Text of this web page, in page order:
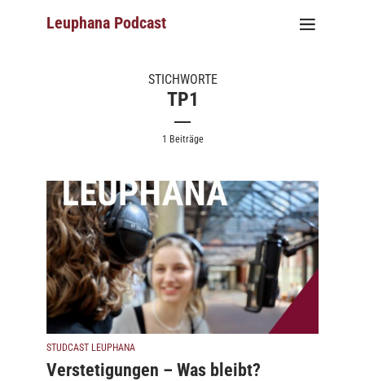
Leuphana Podcast
STICHWORTE
TP1
1 Beiträge
STUDCAST LEUPHANA
Verstetigungen – Was bleibt?